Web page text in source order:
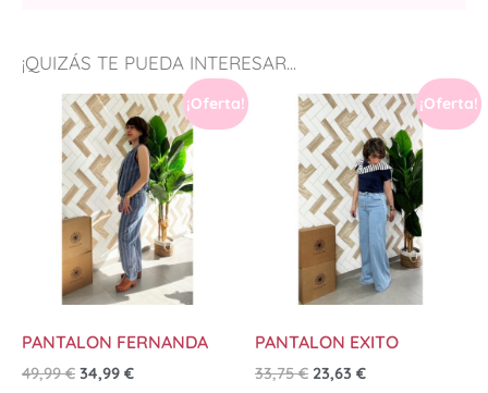
¡QUIZÁS TE PUEDA INTERESAR...
¡Oferta!
PANTALON FERNANDA
49,99€ 34,99 €
¡Oferta!
PANTALON EXITO
33,75€ 23,63 €